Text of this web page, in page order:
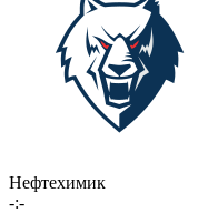
Нефтехимик
-:-